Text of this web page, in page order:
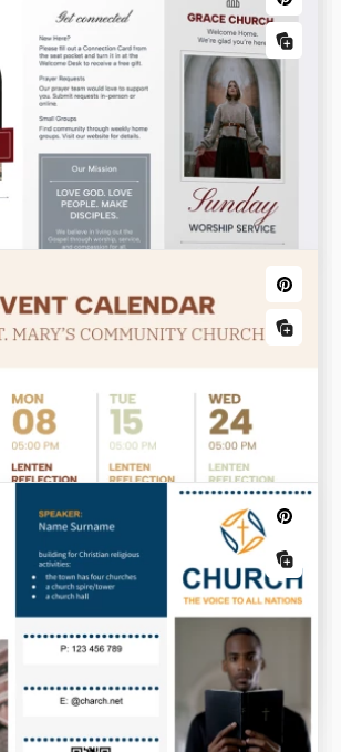
Kirchennewsletter
Vorlage
Kirchengemeinde
Vorlage